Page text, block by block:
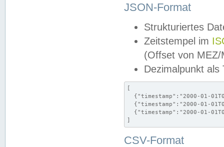
JSON-Format
Strukturiertes
Zeitstempel im
(Offset von MEZ/
Dezimalpunkt als
[
{"timestamp":"2000-01-
{"timestamp":"2000-01-
{"timestamp":"2000-01-
]
CSV-Format